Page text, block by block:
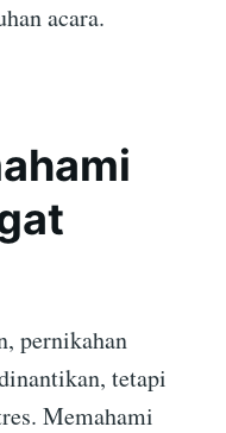
acara.
pernikahan
tetapi
Memahami